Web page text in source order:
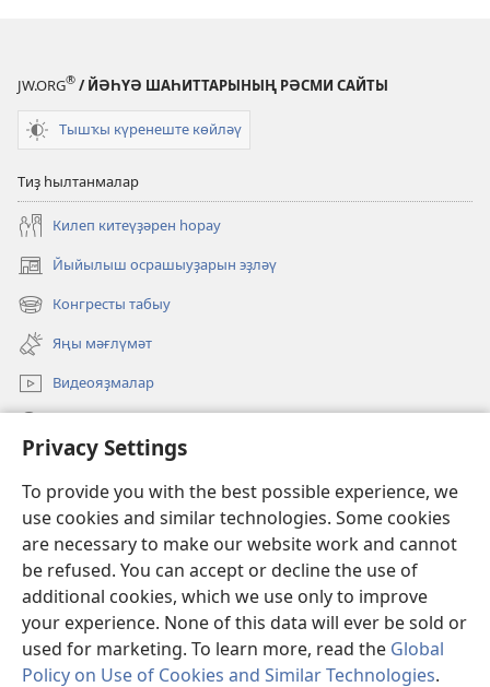
Privacy Settings
To provide you with the best possible experience, we
use cookies and similar technologies. Some cookies
are necessary to make our website work and cannot
be refused. You can accept or decline the use of
additional cookies, which we use only to improve
your experience. None of this data will ever be sold or
used for marketing. To learn more, read the Global
Policy on Use of Cookies and Similar Technologies.
JW.ORG® / ЙӘҺҮӘ ШАҺИТТАРЫНЫҢ РӘСМИ САЙТЫ
Тышҡы күренеште көйләү
Тиҙ һылтанмалар
Килеп китеүҙәрен һорау
Йыйылыш осрашыуҙарын эҙләү
(opens
new
window)
Конгресты табыу
(opens
new
window)
Яңы мәғлүмәт
Видеояҙмалар
(opens
window)Күҙәтеү манараһының ОНЛАЙН КИТАПХАНАҺЫ
(opens
new
window)JW Hub ®
(opens
new
window)